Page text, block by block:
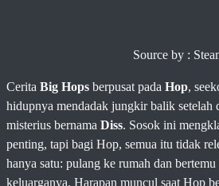
Source by :
Cerita Big Hops berpusat pada Hop,
hidupnya mendadak jungkir balik setelah
misterius bernama Diss. Sosok ini
penting, tapi bagi Hop, semua itu tidak
hanya satu: pulang ke rumah dan
keluarganya. Harapan muncul saat Hop